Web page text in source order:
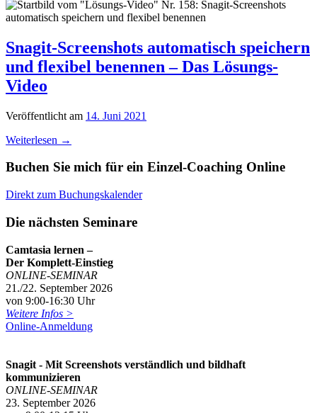
Snagit-Screenshots automatisch speichern
und flexibel benennen – Das Lösungs-
Video
Veröffentlicht am 14. Juni 2021
Weiterlesen →
Buchen Sie mich für ein Einzel-Coaching Online
Direkt zum Buchungskalender
Die nächsten Seminare
Camtasia lernen –
Der Komplett-Einstieg
ONLINE-SEMINAR
21./22. September 2026
von 9:00-16:30 Uhr
Weitere Infos >
Online-Anmeldung
Snagit - Mit Screenshots verständlich und bildhaft
kommunizieren
ONLINE-SEMINAR
23. September 2026